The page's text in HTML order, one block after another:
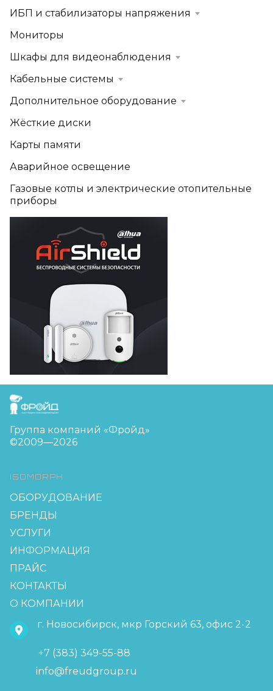
ИБП и стабилизаторы напряжения
Мониторы
Шкафы для видеонаблюдения
Кабельные системы
Дополнительное оборудование
Жёсткие диски
Карты памяти
Аварийное освещение
Газовые котлы и электрические отопительные
приборы
FreudGroup
Группа компаний «Фройд»
©2009—2026
ISOMORPH
ОБОРУДОВАНИЕ
БРЕНДЫ
УСЛУГИ
ИНФОРМАЦИЯ
ПРАЙС
КОНТАКТЫ
О КОМПАНИИ
г. Новосибирск, мкр Горский 63, офис 2-2
+7 (383) 349-55-88
info@freudgroup.ru